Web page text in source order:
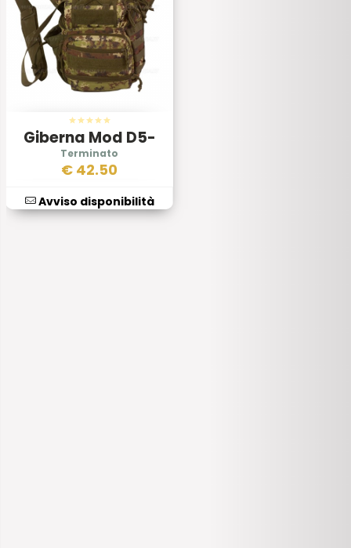
Giberna Mod D5-
msb05
€ 42.50
Avviso disponibilità